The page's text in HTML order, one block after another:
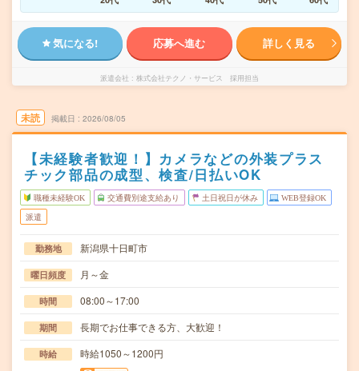
気になる! 応募へ進む 詳しく見る
派遣会社 株式会社テクノ・サービス 採用担当
未読 掲載日 2026/08/05
【未経験者歓迎！】カメラなどの外装プラス
チック部品の成型、検査/日払いOK
職種未経験OK 交通費別途支給あり 土日祝日が休み WEB登録OK
派遣
勤務地 新潟県十日町市
曜日頻度 月～金
時間 08:00～17:00
期間 長期でお仕事できる方、大歓迎！
時給 時給1050～1200円